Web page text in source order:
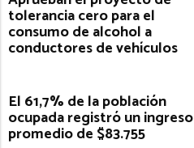
tolerancia cero para el
consumo de alcohol a
conductores de vehículos
El 61,7% de la población
ocupada registró un ingreso
promedio de $83.755